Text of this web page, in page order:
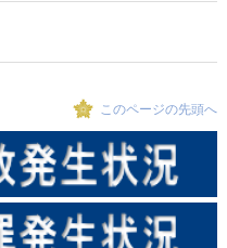
このページの先頭へ